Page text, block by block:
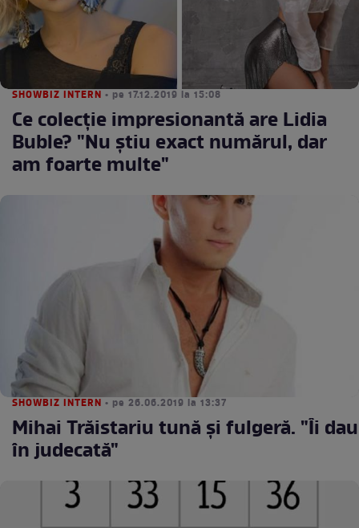
SHOWBIZ INTERN • pe 17.12.2019 la 15:08
Ce colecţie impresionantă are Lidia
Buble? "Nu știu exact numărul, dar
am foarte multe"
SHOWBIZ INTERN • pe 26.06.2019 la 13:37
Mihai Trăistariu tună şi fulgeră. "Îi dau
în judecată"